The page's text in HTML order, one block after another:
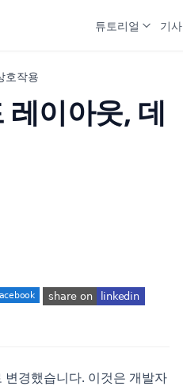
튜토리얼 기사
호작용
이아웃, 데
경했습니다. 이것은 개발자